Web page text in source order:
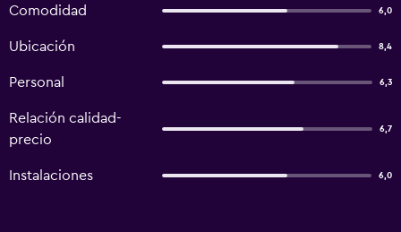
Comodidad 6,0
Ubicación 8,4
Personal 6,3
Relación calidad-
precio
6,7
Instalaciones 6,0